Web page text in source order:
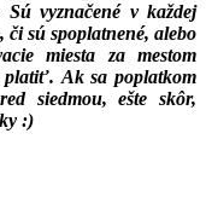
vyznačené v každej
sú spoplatnené, alebo
miesta za mestom
platiť. Ak sa poplatkom
siedmou, ešte skôr,
:)